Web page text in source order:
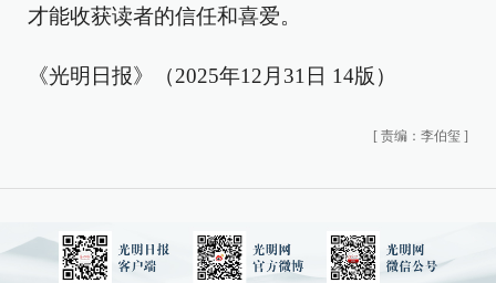
才能收获读者的信任和喜爱。
《光明日报》（2025年12月31日 14版）
[ 责编：李伯玺 ]